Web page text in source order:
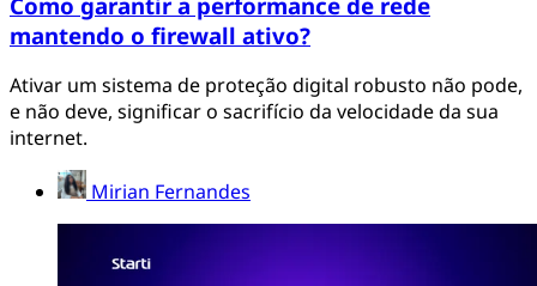
mantendo o firewall ativo?
Ativar um sistema de proteção digital robusto não pode,
e não deve, significar o sacrifício da velocidade da sua
internet.
Mirian Fernandes